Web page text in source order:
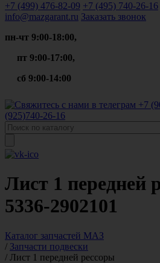
+7 (499) 476-82-09 +7 (495) 740-26-16
info@mazgarant.ru Заказать звонок
пн-чт 9:00-18:00,
пт 9:00-17:00,
сб 9:00-14:00
+7
(925)740-26-16
Лист 1 передней
5336-2902101
Каталог запчастей МАЗ
/ Запчасти подвески
/ Лист 1 передней рессоры